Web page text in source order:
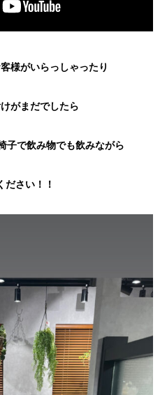
様がいらっしゃったり
がまだでしたら
子で飲み物でも飲みながら
ださい！！